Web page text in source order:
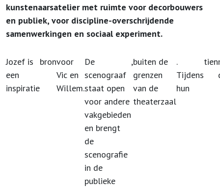
kunstenaarsatelier met ruimte voor decorbouwers
en publiek, voor discipline-overschrijdende
samenwerkingen en sociaal experiment.
Jozef is
een
inspiratie
bronvoor
Vic en
Willem.
De
scenograaf
staat open
voor andere
vakgebieden
en brengt
de
scenografie
in de
publieke
,buiten de
grenzen
van de
theaterzaal
.
Tijdens
hun
tien